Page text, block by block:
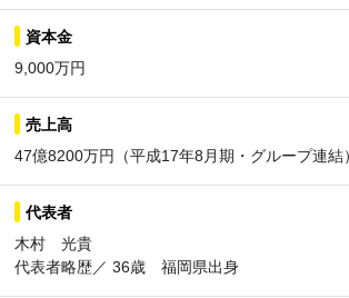
資本金
9,000万円
売上高
47億8200万円（平成17年8月期・グループ連結）
代表者
木村 光貴
代表者略歴／ 36歳 福岡県出身